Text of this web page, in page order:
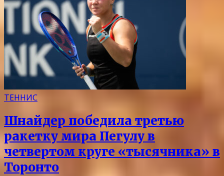
ТЕННИС
Шнайдер победила третью
ракетку мира Пегулу в
четвертом круге «тысячника» в
Торонто